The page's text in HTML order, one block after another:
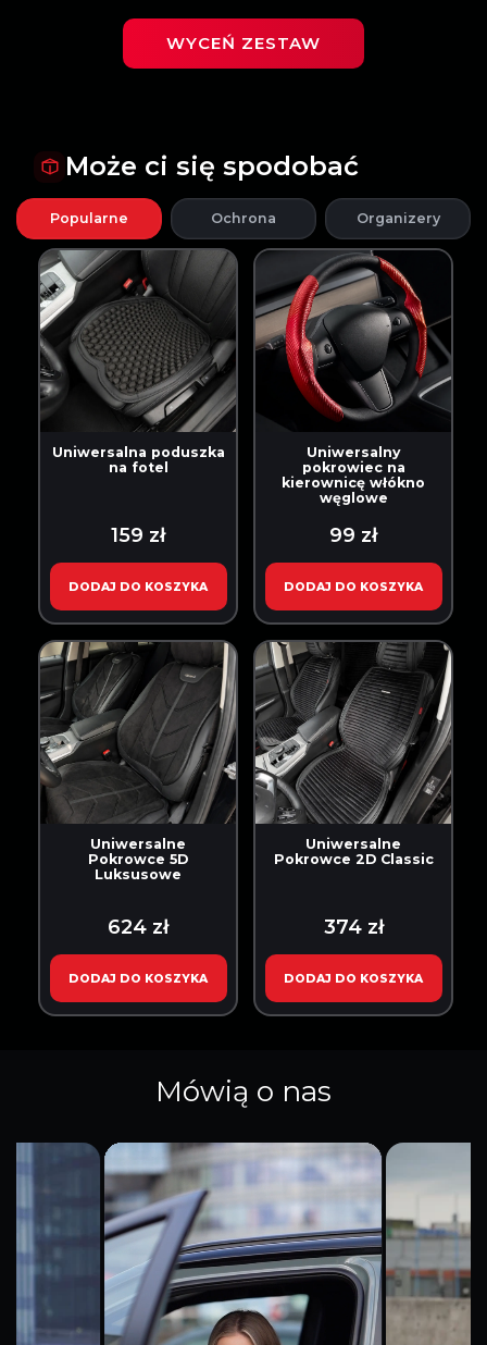
WYCEŃ ZESTAW
Może ci się spodobać
Popularne Ochrona Organizery
Uniwersalna poduszka
na fotel
159 zł
DODAJ DO KOSZYKA
Uniwersalny
pokrowiec na
kierownicę włókno
węglowe
99 zł
DODAJ DO KOSZYKA
Uniwersalne
Pokrowce 5D
Luksusowe
624 zł
DODAJ DO KOSZYKA
Uniwersalne
Pokrowce 2D Classic
374 zł
DODAJ DO KOSZYKA
Mówią o nas